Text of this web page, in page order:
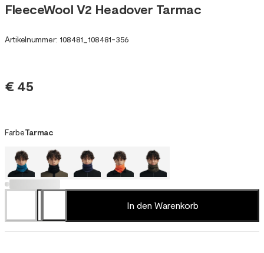
FleeceWool V2 Headover Tarmac
Artikelnummer: 108481 108481-356
€ 45
FarbeTarmac
In den Warenkorb